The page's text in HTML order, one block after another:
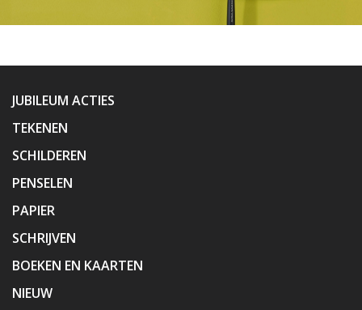
JUBILEUM ACTIES
TEKENEN
SCHILDEREN
PENSELEN
PAPIER
SCHRIJVEN
BOEKEN EN KAARTEN
NIEUW